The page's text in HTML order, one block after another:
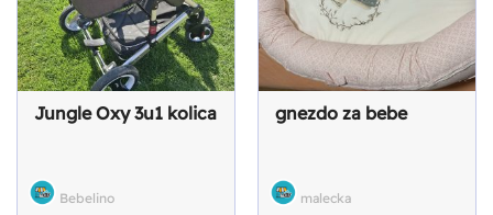
Jungle Oxy 3u1 kolica
Bebelino
gnezdo za bebe
malecka